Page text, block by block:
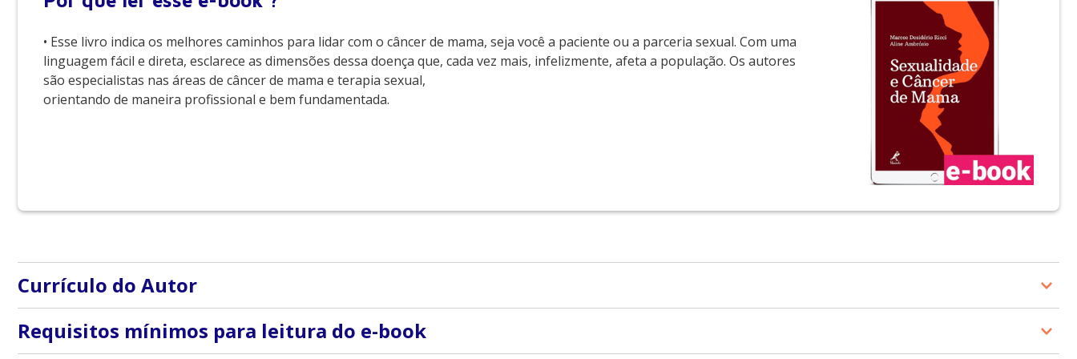
• Esse livro indica os melhores caminhos para lidar com o câncer de mama, seja você a paciente ou a parceria sexual. Com uma
linguagem fácil e direta, esclarece as dimensões dessa doença que, cada vez mais, infelizmente, afeta a população. Os autores
são especialistas nas áreas de câncer de mama e terapia sexual,
orientando de maneira profissional e bem fundamentada.
Currículo do Autor
Marcos Desidério Ricci: Mestre, Doutor e Professor Livre-docente pela Faculdade de Medicina da Universidade de São Paulo (FMUSP). Especialista em Ginecologia e
Obstetrícia pela Associação Médica Brasileira (AMB) e pelo Conselho Federal de Medicina (CFM). Especialista em Mastologia e Especialista em Cancerologia Cirúrgica pela
Requisitos mínimos para leitura do e-book